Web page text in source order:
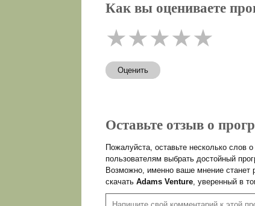
Как вы оцениваете
★★★★★
Оценить
Оставьте отзыв о
Пожалуйста, оставьте несколько слов
пользователям выбрать достойный
Возможно, именно ваше мнение станет
скачать Adams Venture, уверенный в